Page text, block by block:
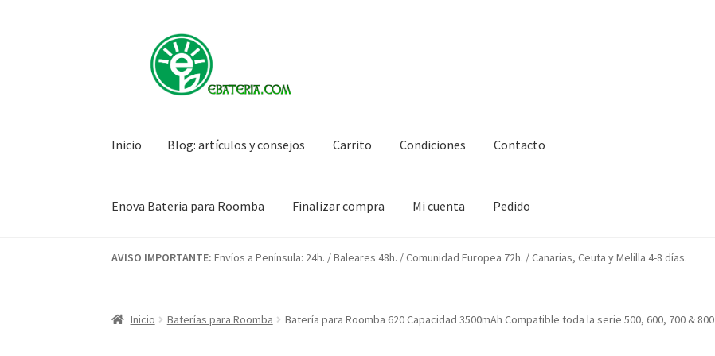
contenido
Inicio Blog: artículos y consejos Carrito Condiciones Contacto
Enova Bateria para Roomba Finalizar compra Mi cuenta Pedido
Inicio Blog: artículos y consejosCarritoCondicionesContactoEnova Bateria para RoombaFinalizar compra
AVISO IMPORTANTE: Envíos a Península: 24h. / Baleares 48h. / Comunidad Europea 72h. / Canarias, Ceuta y Melilla 4-8 días.
Inicio Baterías para Roomba Batería para Roomba 620 Capacidad 3500mAh Compatible toda la serie 500, 600, 700 & 800